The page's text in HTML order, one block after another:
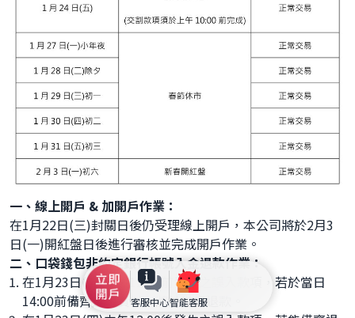
客服中心智能客服
一、線上開戶 & 加開戶作業：
在1月22日(三)封關日後仍受理線上開戶，本公司將於2月3
日(一)開紅盤日後進行審核並完成開戶作業。
二、口袋錢包非約定銀行帳號入金退款作業：
在1月23日(四)中午12:00前發生之誤入款項，若於當日
14:00前備齊退款資料，將於當日退款。